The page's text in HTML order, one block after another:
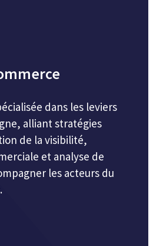
dans les leviers
alliant stratégies
de la visibilité,
et analyse de
les acteurs du